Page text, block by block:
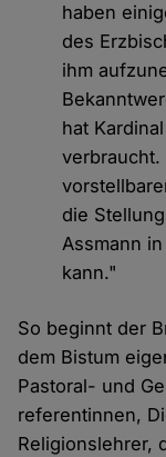
haben
des
ihm
hat
die
Assmann
kann."
So beginnt der
dem Bistum
Pastoral- und
referentinnen,
Religionslehrer,